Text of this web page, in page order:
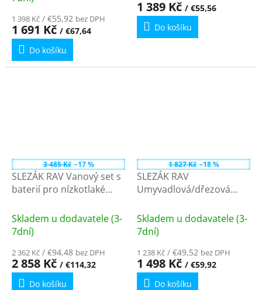
1 398 Kč / €55,92 bez DPH
1 691 Kč / €67,64
Do košíku
produktu
je
4,8
z
hvězdiček.
1 389 Kč / €55,56
Do košíku
3 485 Kč –17 %
SLEZÁK RAV Vanový set s
baterií pro nízkotlaké
Skladem u dodavatele (3-
7dní)
2 362 Kč / €94,48 bez DPH
2 858 Kč / €114,32
Do košíku
1 827 Kč –18 %
SLEZÁK RAV
Umyvadlová/dřezová
ohřívače, Chrom
EM001/21
Skladem u dodavatele (3-
7dní)
1 238 Kč / €49,52 bez DPH
1 498 Kč / €59,92
Do košíku